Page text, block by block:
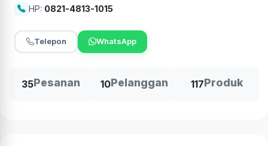
HP: 0821-4813-1015
Telepon WhatsApp
35Pesanan 10Pelanggan 117Produk